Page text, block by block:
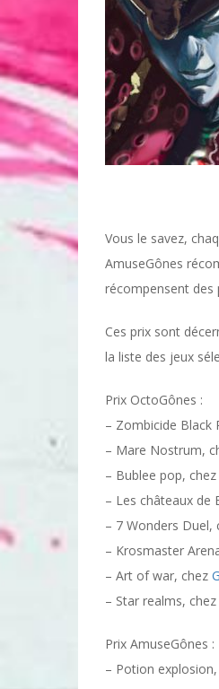
Vous le savez,
AmuseGônes
récompensent des
Ces prix sont
la liste des jeux
Prix OctoGônes :
– Zombicide Black
– Mare Nostrum,
– Bublee pop, chez
– Les châteaux de
– 7 Wonders Duel,
– Krosmaster
– Art of war, chez
– Star realms, chez
Prix AmuseGônes :
– Potion